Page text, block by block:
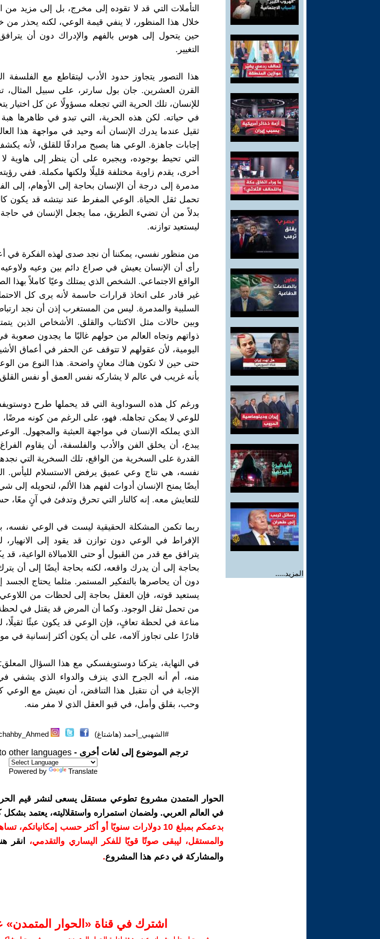
المزيد.....
التأملات التي قد لا تقوده إلى مخرج، بل إلى مزيد
خلال هذا المنظور، لا ينفي قيمة الوعي، لكنه يحذر
حين يتحول إلى هوس بالفهم والإدراك دون أن
التغيير.
هذا التصور يتجاوز حدود الأدب ليتقاطع مع الفلسفة
القرن العشرين. جان بول سارتر، على سبيل
للإنسان، تلك الحرية التي تجعله مسؤولًا عن كل
في حياته. لكن هذه الحرية، التي تبدو في ظاهرها
ثقيل عندما يدرك الإنسان أنه وحيد في مواجهة هذا
إجابات جاهزة. الوعي هنا يصبح مرادفًا للقلق، لأنه
التي تحيط بوجوده، ويجبره على أن ينظر إلى هاوية
أخرى، يقدم زاوية مختلفة قليلًا ولكنها مكملة. ففي
مدمرة إلى درجة أن الإنسان بحاجة إلى الأوهام، إلى
تحمل ثقل الحياة. الوعي المفرط عند نيتشه قد يكون
بدلاً من أن تضيء الطريق، مما يجعل الإنسان في حاجة
ليستعيد توازنه.
من منظور نفسي، يمكننا أن نجد صدى لهذه الفكرة في
رأى أن الإنسان يعيش في صراع دائم بين وعيه ولاوعيه،
الواقع الاجتماعي. الشخص الذي يمتلك وعيًا كاملاً بهذا
غير قادر على اتخاذ قرارات حاسمة لأنه يرى كل
السلبية والمدمرة. ليس من المستغرب إذن أن نجد
وبين حالات مثل الاكتئاب والقلق. الأشخاص الذين
ذواتهم وتجاه العالم من حولهم غالبًا ما يجدون صعوبة
اليومية، لأن عقولهم لا تتوقف عن الحفر في أعماق
حتى حين لا تكون هناك معانٍ واضحة. هذا النوع من
بأنه غريب في عالم لا يشاركه نفس العمق أو نفس
ورغم كل هذه السوداوية التي قد يحملها طرح
للوعي لا يمكن تجاهله. فهو، على الرغم من كونه مرضًا،
الذي يملكه الإنسان في مواجهة العبثية والمجهول.
يبدع، أن يخلق الفن والأدب والفلسفة، أن يقاوم
القدرة على السخرية من الواقع، تلك السخرية التي
نفسه، هي نتاج وعي عميق يرفض الاستسلام لليأس.
أيضًا يمنح الإنسان أدوات لفهم هذا الألم، لتحويله
للتعايش معه. إنه كالنار التي تحرق وتدفئ في آنٍ معًا،
ربما تكمن المشكلة الحقيقية ليست في الوعي نفسه،
الإفراط في الوعي دون توازن قد يقود إلى
يترافق مع قدر من القبول أو حتى اللامبالاة الواعية، قد
بحاجة إلى أن يدرك واقعه، لكنه بحاجة أيضًا إلى أن
دون أن يحاصرها بالتفكير المستمر. مثلما يحتاج
يستعيد قوته، فإن العقل بحاجة إلى لحظات من
من تحمل ثقل الوجود. وكما أن المرض قد يقتل في
مناعة في لحظة تعافٍ، فإن الوعي قد يكون عبئًا ثقيلًا،
قادرًا على تجاوز آلامه، على أن يكون أكثر إنسانية في
في النهاية، يتركنا دوستويفسكي مع هذا السؤال
منه، أم أنه الجرح الذي ينزف والدواء الذي يشفي
الإجابة في أن نتقبل هذا التناقض، أن نعيش مع الوعي
وحب، بقلق وأمل، في قبو العقل الذي لا مفر منه.
#الشهبي_أحمد (هاشتاغ)
ترجم الموضوع إلى لغات أخرى - other languages
Powered by Translate
الحوار المتمدن مشروع تطوعي مستقل يسعى لنشر قيم الحرية،
في العالم العربي. ولضمان استمراره واستقلاليته، يعتمد
بدعمكم بمبلغ 10 دولارات سنويًا أو أكثر حسب
والمستقل، ليبقى صوتًا قويًا للفكر اليساري والتقدمي،
انقر
والمشاركة في دعم هذا المشروع.
اشترك في قناة ‫«الحوار المتمدن»